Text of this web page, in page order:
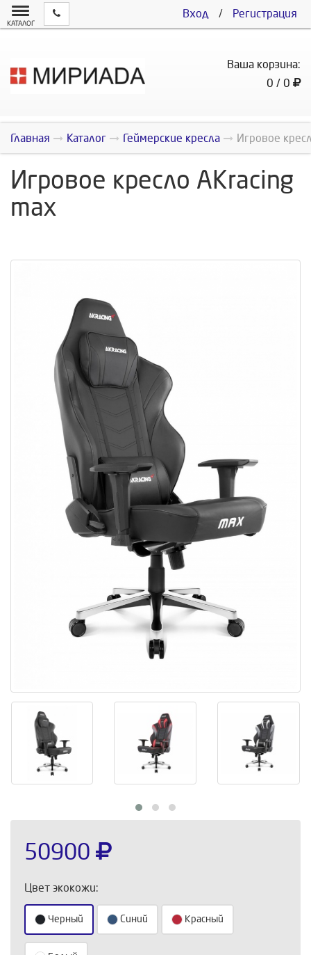
Вход / Регистрация
КАТАЛОГ
Ваша корзина:
0 / 0
Главная Каталог Геймерские кресла Игровое
Игровое кресло AKracing
max
50900
Цвет экокожи:
Черный Синий Красный